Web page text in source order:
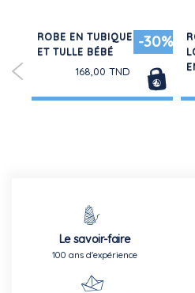
-30%
ROBE EN TUBIQUE RAYÉ
ET TULLE BÉBÉ
168,00 TND
Le savoir-faire
100 ans d'expérience